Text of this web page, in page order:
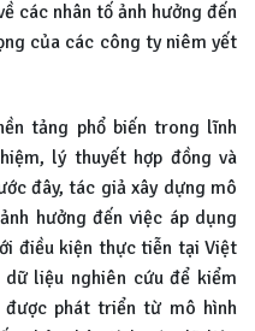
các nhân tố ảnh hưởng đến
của các công ty niêm yết
tảng phổ biến trong lĩnh
lý thuyết hợp đồng và
đây, tác giả xây dựng mô
hưởng đến việc áp dụng
điều kiện thực tiễn tại Việt
liệu nghiên cứu để kiểm
phát triển từ mô hình